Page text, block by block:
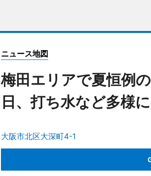
ニュース地図
梅田エリアで夏恒例
日、打ち水など多様に
大阪市北区大深町4-1